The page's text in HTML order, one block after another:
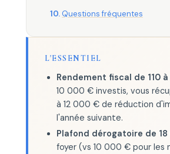
L'ESSENTIEL
Rendement fiscal de 110 à
10 000 € investis, vous
à 12 000 € de réduction
l'année suivante.
Plafond dérogatoire de
foyer (vs 10 000 € pour les
Questions fréquentes